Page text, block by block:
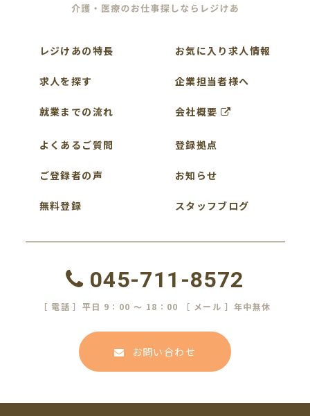
レジけあの特長
求人を探す
就業までの流れ
よくあるご質問
ご登録者の声
無料登録
お気に入り求人情報
企業担当者様へ
会社概要
登録拠点
お知らせ
スタッフブログ
045-711-8572
［ 電話 ］平日 9：00 ～ 18：00 ［ メール ］年中無休
お問い合わせ